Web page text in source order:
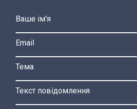
Ваше ім'я
Email
Тема
Текст повідомлення